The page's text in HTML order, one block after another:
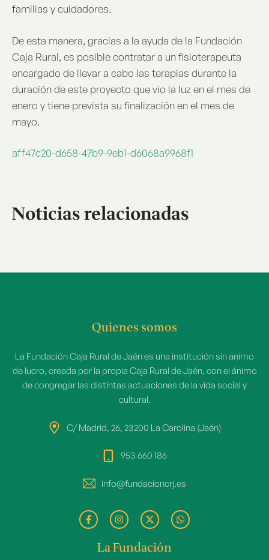
familias y cuidadores.
De esta manera, gracias a la ayuda de la Fundación
Caja Rural, es posible contratar a un fisioterapeuta
encargado de llevar a cabo las terapias durante la
duración de este proyecto que vio la luz en el mes de
enero y tiene prevista su finalización en el mes de
mayo.
aff47c20-d658-47b9-9eb1-d6068a9968f1
Noticias relacionadas
Quienes somos
La Fundación Caja Rural de Jaén es una institución sin animo
de lucro, creada por la propia Caja Rural de Jaén, con el ánimo
de congregar las distintas actuaciones de la vida social y
cultural.
C/ Madrid, 26, 23200 La Carolina (Jaén)
953 660 186
info@fundacioncrj.es
La Fundación